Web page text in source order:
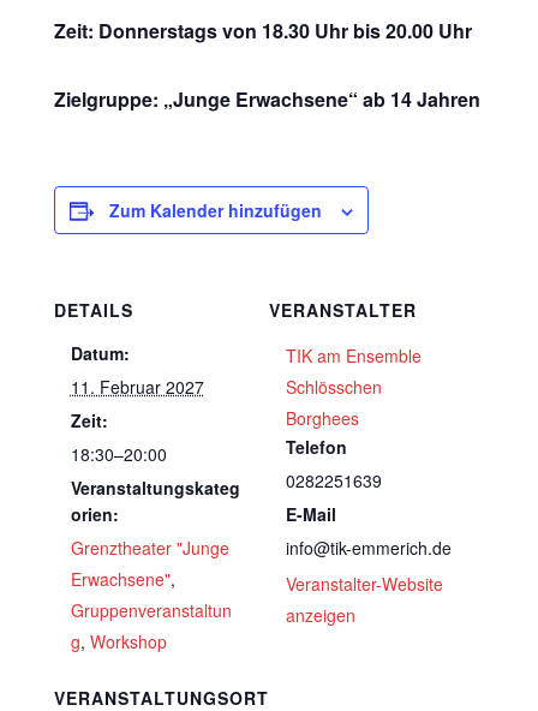
Zeit: Donnerstags von 18.30 Uhr bis 20.00 Uhr
Zielgruppe: „Junge Erwachsene“ ab 14 Jahren
Zum Kalender hinzufügen
DETAILS
Datum:
11. Februar 2027
Zeit:
18:30–20:00
Veranstaltungskateg
orien:
Grenztheater "Junge
Erwachsene",
Gruppenveranstaltun
g, Workshop
VERANSTALTUNGSORT
VERANSTALTER
TIK am Ensemble
Schlösschen
Borghees
Telefon
0282251639
E-Mail
info@tik-emmerich.de
Veranstalter-Website
anzeigen